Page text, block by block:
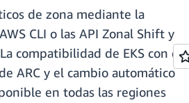
de zona mediante la
CLI o las API Zonal Shift y
compatibilidad de EKS con el
ARC y el cambio automático
en todas las regiones